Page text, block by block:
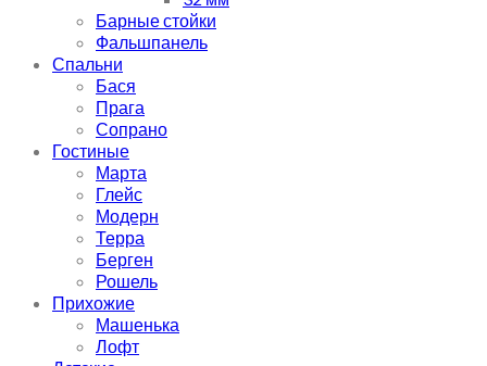
Барные стойки
Фальшпанель
Спальни
Бася
Прага
Сопрано
Гостиные
Марта
Глейс
Модерн
Терра
Берген
Рошель
Прихожие
Машенька
Лофт